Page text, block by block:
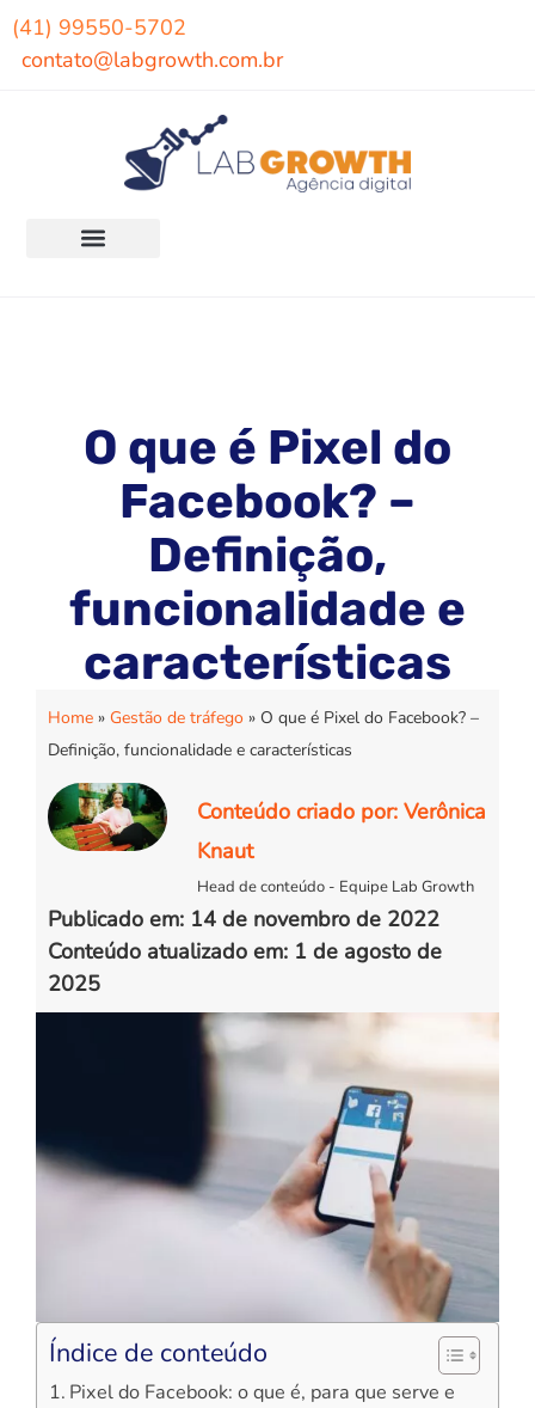
(41) 99550-5702
contato@labgrowth.com.br
O que é Pixel do
Facebook? –
Definição,
funcionalidade e
características
Home » Gestão de tráfego » O que é Pixel do Facebook? –
Definição, funcionalidade e características
Conteúdo criado por: Verônica
Knaut
Head de conteúdo - Equipe Lab Growth
Publicado em: 14 de novembro de 2022
Conteúdo atualizado em: 1 de agosto de
2025
Índice de conteúdo
Pixel do Facebook: o que é, para que serve e